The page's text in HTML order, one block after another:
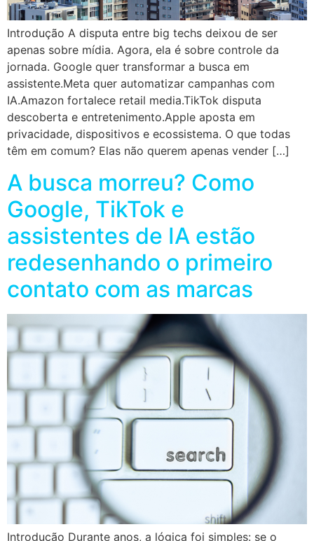
Introdução A disputa entre big techs deixou de ser
apenas sobre mídia. Agora, ela é sobre controle da
jornada. Google quer transformar a busca em
assistente.Meta quer automatizar campanhas com
IA.Amazon fortalece retail media.TikTok disputa
descoberta e entretenimento.Apple aposta em
privacidade, dispositivos e ecossistema. O que todas
têm em comum? Elas não querem apenas vender […]
A busca morreu? Como
Google, TikTok e
assistentes de IA estão
redesenhando o primeiro
contato com as marcas
Introdução Durante anos, a lógica foi simples: se o